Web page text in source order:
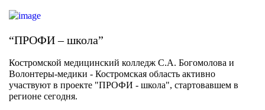
“ПРОФИ – школа”
Костромской медицинский колледж С.А. Богомолова и
Волонтеры-медики - Костромская область активно
участвуют в проекте "ПРОФИ - школа", стартовавшем в
регионе сегодня.